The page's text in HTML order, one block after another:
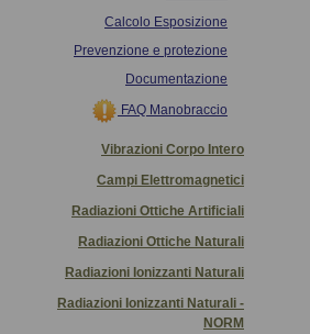
Calcolo Esposizione
Prevenzione e protezione
Documentazione
FAQ Manobraccio
Vibrazioni Corpo Intero
Campi Elettromagnetici
Radiazioni Ottiche Artificiali
Radiazioni Ottiche Naturali
Radiazioni Ionizzanti Naturali
Radiazioni Ionizzanti Naturali -
NORM